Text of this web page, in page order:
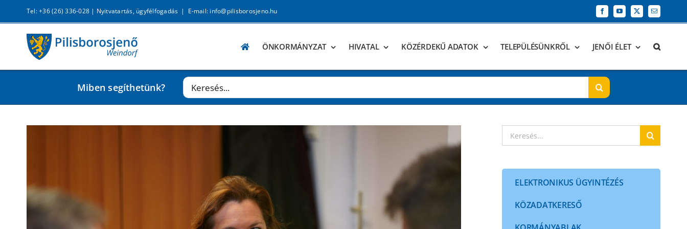
KihagyásTel: +36 (26) 336-028 | Nyitvatartás, ügyfélfogadás | E-mail: info@pilisborosjeno.hu FacebookYouTube
X Email:
ÖNKORMÁNYZAT HIVATAL KÖZÉRDEKŰ ADATOK TELEPÜLÉSÜNKRŐL JENŐI ÉLET
Miben segíthetünk? Keresés...
Keresés...
ELEKTRONIKUS ÜGYINTÉZÉS
KÖZADATKERESŐ